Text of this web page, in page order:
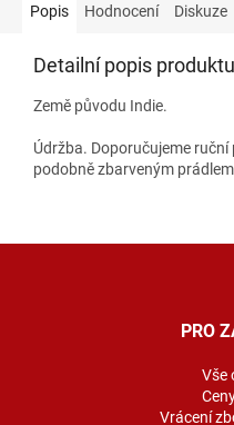
Popis Hodnocení Diskuze
Detailní popis produktu
Země původu Indie.
Údržba. Doporučujeme
podobně zbarveným
PRO
Vše
Vrácení